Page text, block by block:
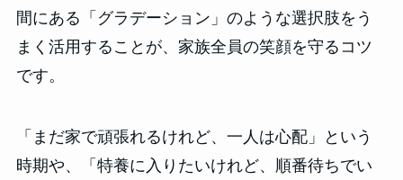
間にある「グラデーション」のような選択肢をう
まく活用することが、家族全員の笑顔を守るコツ
です。
「まだ家で頑張れるけれど、一人は心配」という
時期や、「特養に入りたいけれど、順番待ちでい